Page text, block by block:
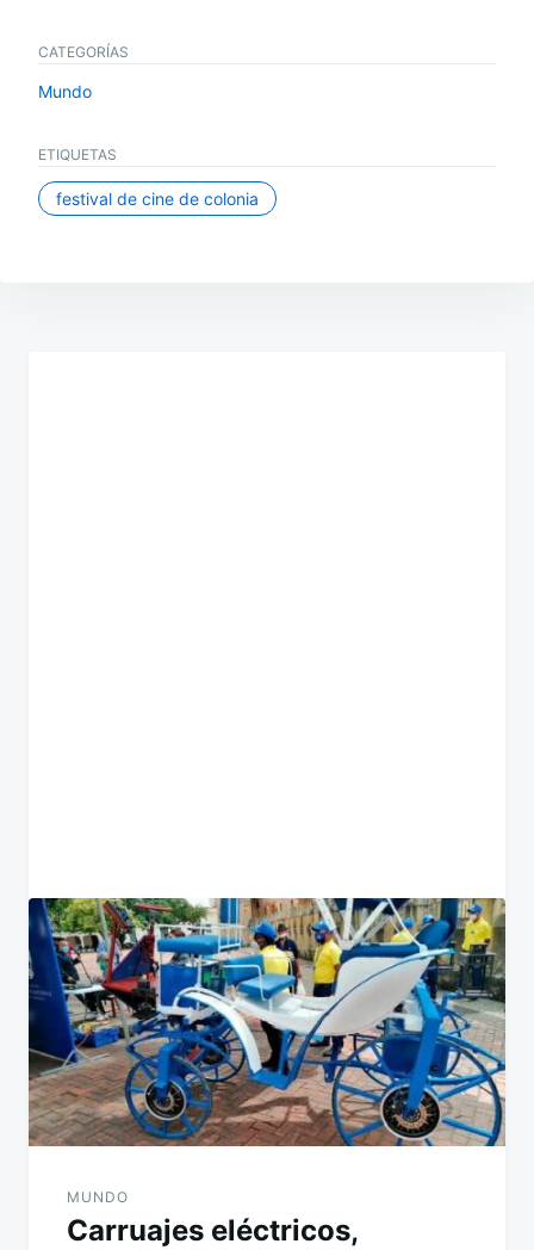
CATEGORÍAS
Mundo
ETIQUETAS
festival de cine de colonia
MUNDO
Carruajes eléctricos,